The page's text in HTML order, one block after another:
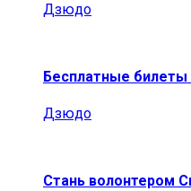
Дзюдо
Бесплатные билеты
Дзюдо
Стань волонтером